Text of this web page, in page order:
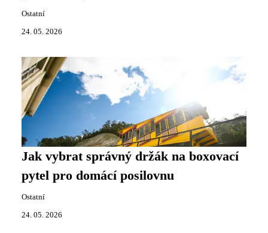
Ostatní
24. 05. 2026
Jak vybrat správný držák na boxovací
pytel pro domácí posilovnu
Ostatní
24. 05. 2026